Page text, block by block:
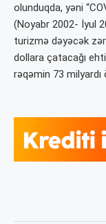
olunduqda, yəni
(Noyabr 2002- İyul
turizmə dəyəcək
dollara çatacağı
rəqəmin 73